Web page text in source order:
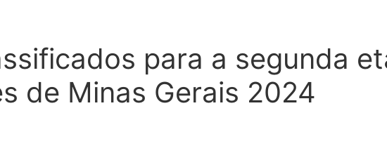
para a segunda
de Minas Gerais 2024